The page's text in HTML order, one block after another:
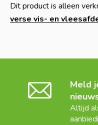
Dit product is alleen
verse vis- en
Meld
Altijd